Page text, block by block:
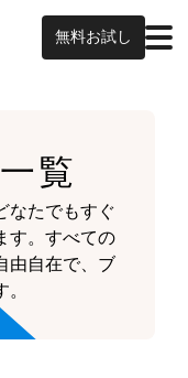
無料お試し
覧
なたでもすぐ
す。すべての
由自在で、ブ